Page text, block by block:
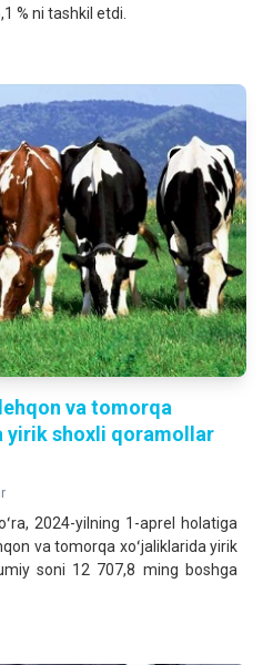
% ni tashkil etdi.
va tomorqa
yirik shoxli qoramollar
2024-yilning 1-aprel holatiga
va tomorqa xoʻjaliklarida yirik
soni 12 707,8 ming boshga